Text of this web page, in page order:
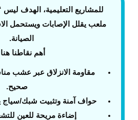
للمشاريع التعليمية، الهدف
ملعب يقلل الإصابات ويستحمل
الصيانة.
أهم نقاطنا
مقاومة الانزلاق عبر عشب
صحيح.
حواف آمنة وتثبيت شبك/سياج
إضاءة مريحة للعين